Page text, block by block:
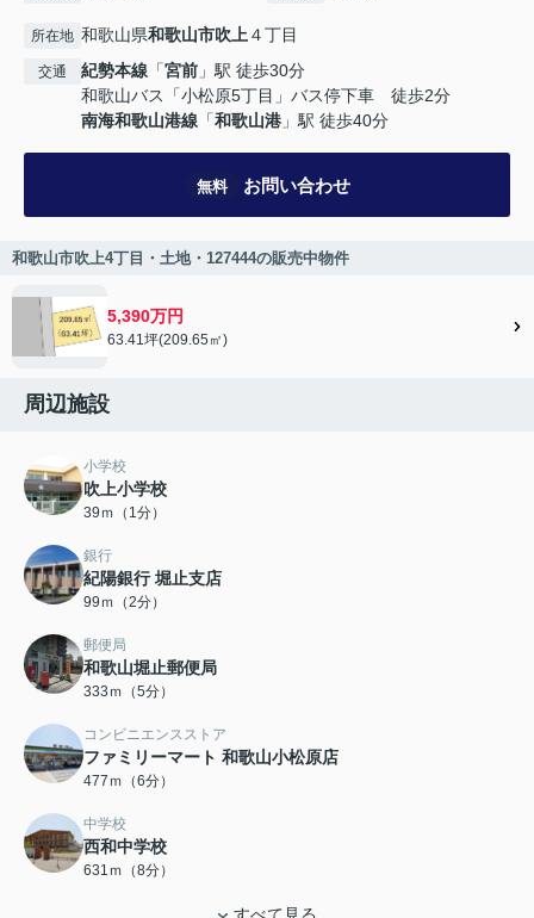
所在地 和歌山県和歌山市吹上 ４丁目
交通 紀勢本線 「宮前 」駅 徒歩30分
和歌山バス「小松原5丁目」バス停下車 徒歩2分
南海和歌山港線 「和歌山港 」駅 徒歩40分
無料 お問い合わせ
和歌山市吹上4丁目・土地・127444の販売中物件
5,390万円
63.41坪(209.65㎡)
周辺施設
小学校
吹上小学校
39ｍ（1分）
銀行
紀陽銀行 堀止支店
99ｍ（2分）
郵便局
和歌山堀止郵便局
333ｍ（5分）
コンビニエンスストア
ファミリーマート 和歌山小松原店
477ｍ（6分）
中学校
西和中学校
631ｍ（8分）